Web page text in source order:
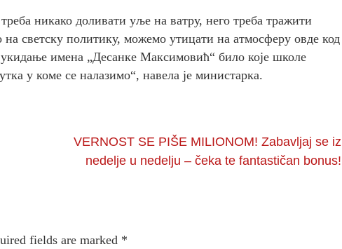
никако доливати уље на ватру, него треба тражити
светску политику, можемо утицати на атмосферу овде код
имена „Десанке Максимовић“ било које школе
у коме се налазимо“, навела је министарка.
VERNOST SE PIŠE MILIONOM! Zabavljaj se iz
nedelje u nedelju – čeka te fantastičan bonus!
fields are marked *